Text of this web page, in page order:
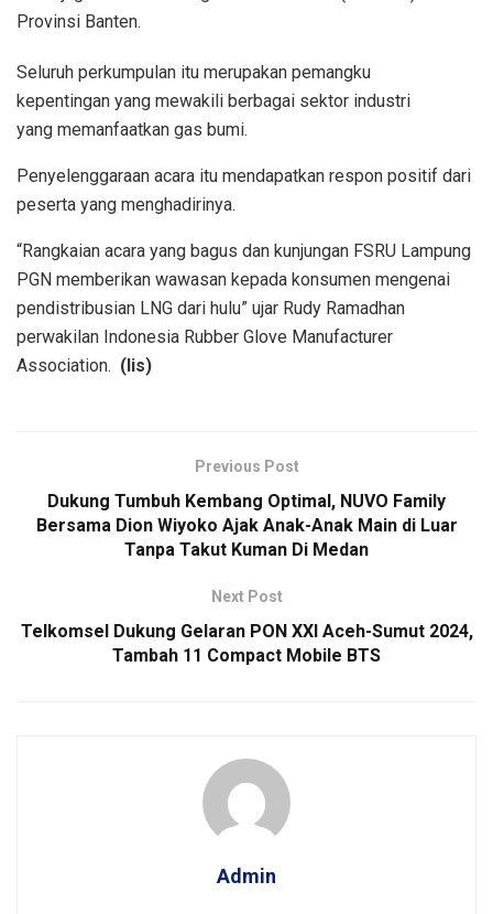
Provinsi Banten.
Seluruh perkumpulan itu merupakan pemangku
kepentingan yang mewakili berbagai sektor industri
yang memanfaatkan gas bumi.
Penyelenggaraan acara itu mendapatkan respon positif dari
peserta yang menghadirinya.
“Rangkaian acara yang bagus dan kunjungan FSRU Lampung
PGN memberikan wawasan kepada konsumen mengenai
pendistribusian LNG dari hulu” ujar Rudy Ramadhan
perwakilan Indonesia Rubber Glove Manufacturer
Association. (lis)
Previous Post
Dukung Tumbuh Kembang Optimal, NUVO Family
Bersama Dion Wiyoko Ajak Anak-Anak Main di Luar
Tanpa Takut Kuman Di Medan
Next Post
Telkomsel Dukung Gelaran PON XXI Aceh-Sumut 2024,
Tambah 11 Compact Mobile BTS
Admin